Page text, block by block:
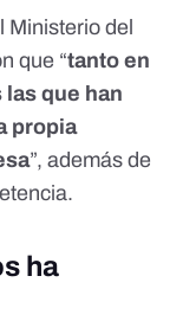
Ministerio del
que “tanto en
que han
propia
”, además de
ha